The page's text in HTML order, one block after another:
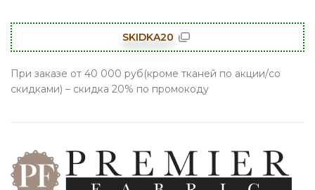
SKIDKA20
При заказе от 40 000 руб(кроме тканей по акции/со
скидками) – скидка 20% по промокоду